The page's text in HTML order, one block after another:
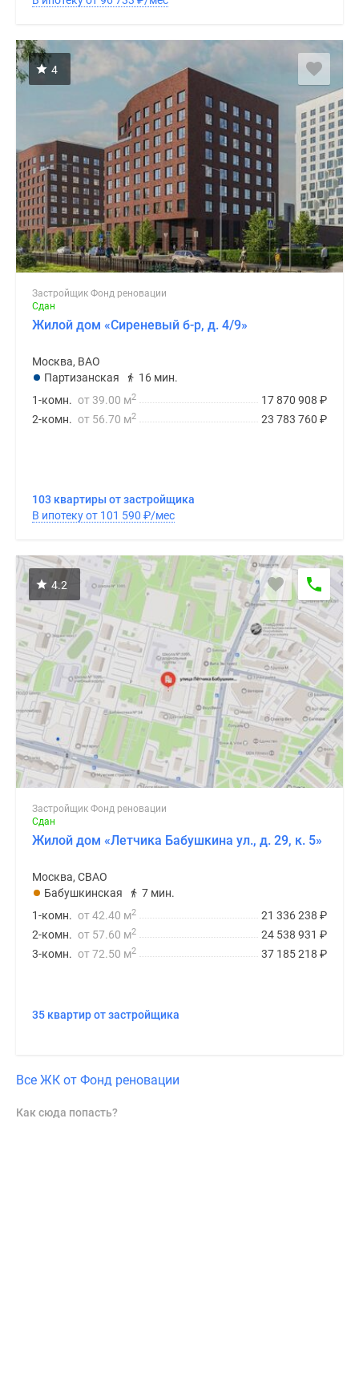
4
Застройщик Фонд реновации
Сдан
Жилой дом «Сиреневый б-р, д. 4/9»
Москва, ВАО
Партизанская
16 мин.
17 870 908 ₽
1-комн. от 39.00 м2
23 783 760 ₽
2-комн. от 56.70 м2
103 квартиры от застройщика
В ипотеку от 101 590 ₽/мес
4.2
Застройщик Фонд реновации
Сдан
Жилой дом «Летчика Бабушкина ул., д. 29, к. 5»
Москва, СВАО
Бабушкинская
7 мин.
21 336 238 ₽
1-комн. от 42.40 м2
24 538 931 ₽
2-комн. от 57.60 м2
37 185 218 ₽
3-комн. от 72.50 м2
35 квартир от застройщика
Все ЖК от Фонд реновации
Как сюда попасть?